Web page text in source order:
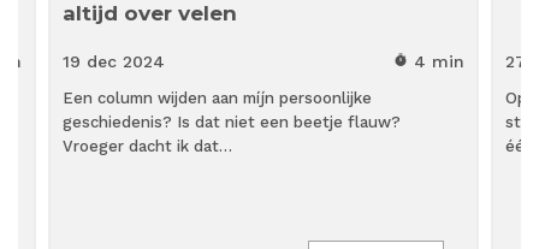
altijd over velen
19 dec 2024 timer 4 min
Een column wijden aan míjn persoonlijke
geschiedenis? Is dat niet een beetje flauw?
Vroeger dacht ik dat…
27
Op